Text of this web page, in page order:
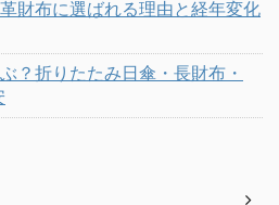
財布に選ばれる理由と経年変化
？折りたたみ日傘・長財布・